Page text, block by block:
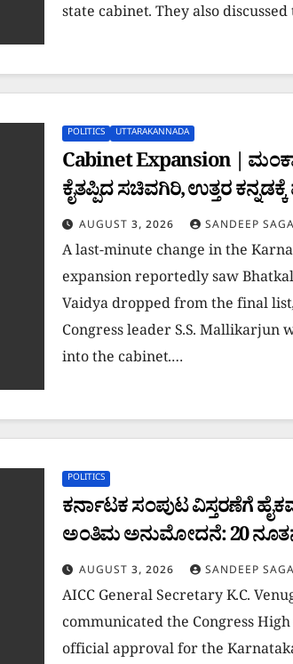
state cabinet. They also
POLITICS UTTARAKANNADA
Cabinet Expansion |
ಕೈತಪ್ಪಿದ ಸಚಿವಗಿರಿ, ಉತ್ತರ
AUGUST 3, 2026 SANDEEP
A last-minute change in the
expansion reportedly saw
Vaidya dropped from the final
Congress leader S.S. Mallikarjun
into the cabinet.…
POLITICS
ಕರ್ನಾಟಕ ಸಂಪುಟ ವಿಸ್ತರಣೆಗೆ
ಅಂತಿಮ ಅನುಮೋದನೆ: 20
ಇವರೇ..
AUGUST 3, 2026 SANDEEP
AICC General Secretary K.C.
communicated the Congress
official approval for the